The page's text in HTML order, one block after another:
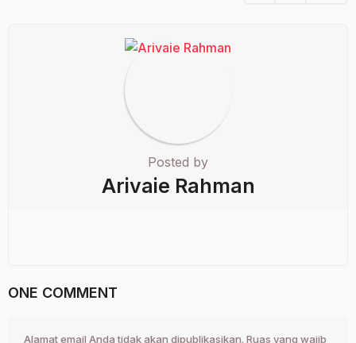
Posted by
Arivaie Rahman
ONE COMMENT
Alamat email Anda tidak akan dipublikasikan. Ruas yang wajib